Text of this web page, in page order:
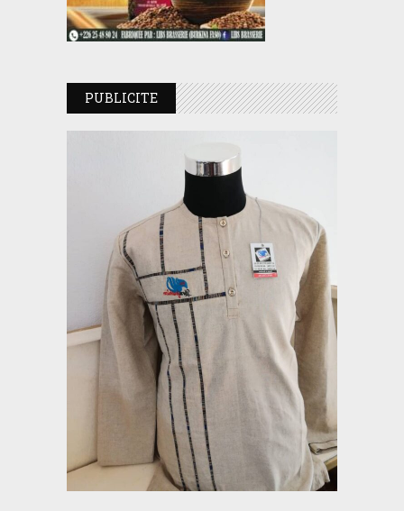
PUBLICITE